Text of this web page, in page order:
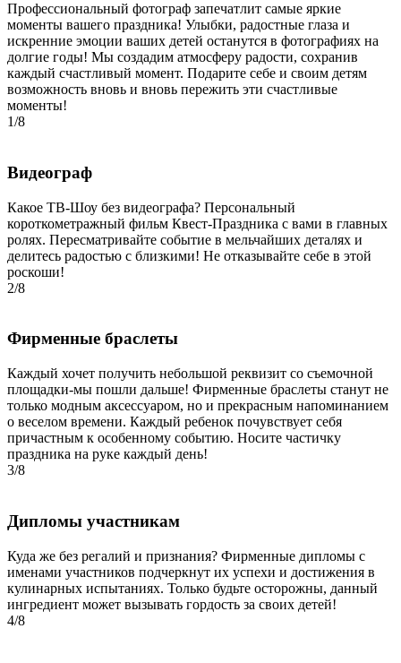
Профессиональный фотограф запечатлит самые яркие
моменты вашего праздника! Улыбки, радостные глаза и
искренние эмоции ваших детей останутся в фотографиях на
долгие годы! Мы создадим атмосферу радости, сохранив
каждый счастливый момент. Подарите себе и своим детям
возможность вновь и вновь пережить эти счастливые
моменты!
1/8
Видеограф
Какое ТВ-Шоу без видеографа? Персональный
короткометражный фильм Квест-Праздника с вами в главных
ролях. Пересматривайте событие в мельчайших деталях и
делитесь радостью с близкими! Не отказывайте себе в этой
роскоши!
2/8
Фирменные браслеты
Каждый хочет получить небольшой реквизит со съемочной
площадки-мы пошли дальше! Фирменные браслеты станут не
только модным аксессуаром, но и прекрасным напоминанием
о веселом времени. Каждый ребенок почувствует себя
причастным к особенному событию. Носите частичку
праздника на руке каждый день!
3/8
Дипломы участникам
Куда же без регалий и признания? Фирменные дипломы с
именами участников подчеркнут их успехи и достижения в
кулинарных испытаниях. Только будьте осторожны, данный
ингредиент может вызывать гордость за своих детей!
4/8